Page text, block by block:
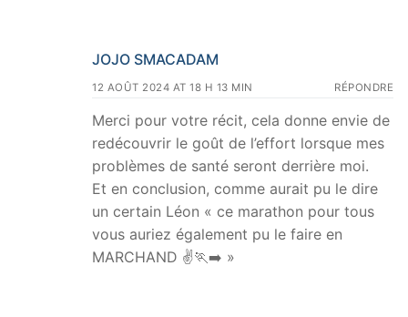
JOJO SMACADAM
12 AOÛT 2024 AT 18 H 13 MIN RÉPONDRE
Merci pour votre récit, cela donne envie de
redécouvrir le goût de l’effort lorsque mes
problèmes de santé seront derrière moi.
Et en conclusion, comme aurait pu le dire
un certain Léon « ce marathon pour tous
vous auriez également pu le faire en
MARCHAND ✌️🏃‍➡️ »